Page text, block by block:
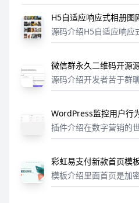
H5自适应响应式相册图
下载
源码介绍H5自适应响应
类网站源码下载。后台
都是纯手工DIV+...
微信群永久二维码开源
源码介绍开发者苦于群
了这个工具，旨在生成
Workers 和...
WordPress监控用户行
插件介绍在数字营销的
用户体验和转化率的关
击到滚动，再到表单填写
彩虹易支付新款首页模
模板介绍里面首页是加
玩吧下载地址(抱歉，隐